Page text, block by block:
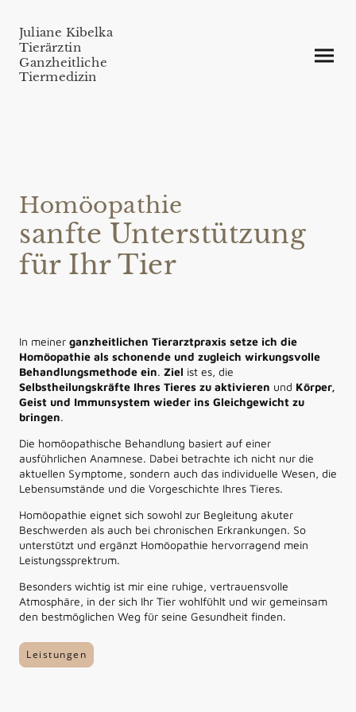
Juliane Kibelka
Tierärztin
Ganzheitliche
Tiermedizin
Homöopathie
sanfte Unterstützung
für Ihr Tier
In meiner ganzheitlichen Tierarztpraxis setze ich die
Homöopathie als schonende und zugleich wirkungsvolle
Behandlungsmethode ein. Ziel ist es, die
Selbstheilungskräfte Ihres Tieres zu aktivieren und Körper,
Geist und Immunsystem wieder ins Gleichgewicht zu
bringen.
Die homöopathische Behandlung basiert auf einer
ausführlichen Anamnese. Dabei betrachte ich nicht nur die
aktuellen Symptome, sondern auch das individuelle Wesen, die
Lebensumstände und die Vorgeschichte Ihres Tieres.
Homöopathie eignet sich sowohl zur Begleitung akuter
Beschwerden als auch bei chronischen Erkrankungen. So
unterstützt und ergänzt Homöopathie hervorragend mein
Leistungssprektrum.
Besonders wichtig ist mir eine ruhige, vertrauensvolle
Atmosphäre, in der sich Ihr Tier wohlfühlt und wir gemeinsam
den bestmöglichen Weg für seine Gesundheit finden.
Leistungen